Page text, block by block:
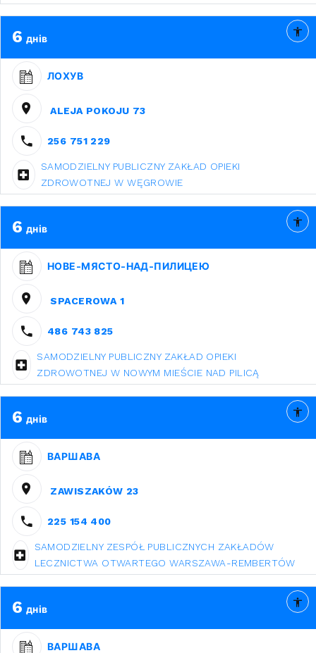
6 днів
ЛОХУВ
ALEJA POKOJU 73
256 751 229
SAMODZIELNY PUBLICZNY ZAKŁAD OPIEKI
ZDROWOTNEJ W WĘGROWIE
6 днів
НОВЕ-МЯСТО-НАД-ПИЛИЦЕЮ
SPACEROWA 1
486 743 825
SAMODZIELNY PUBLICZNY ZAKŁAD OPIEKI
ZDROWOTNEJ W NOWYM MIEŚCIE NAD PILICĄ
6 днів
ВАРШАВА
ZAWISZAKÓW 23
225 154 400
SAMODZIELNY ZESPÓŁ PUBLICZNYCH ZAKŁADÓW
LECZNICTWA OTWARTEGO WARSZAWA-REMBERTÓW
6 днів
ВАРШАВА